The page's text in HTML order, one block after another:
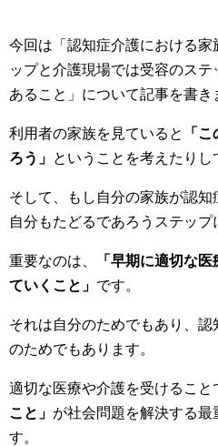
今回は「認知症介護における
ップと介護現場では受容のス
あること」について記事を書き
利用者の家族を見ていると
「
ろう」 ということを考えたりし
そして、もし自分の家族が認知
自分もたどるであろうステップ
重要なのは、
「早期に適切な
ていくこと」 です。
それは自分のためでもあり、
のためでもあります。
適切な医療や介護を受けること
こと」 が社会問題を解決する最
す。